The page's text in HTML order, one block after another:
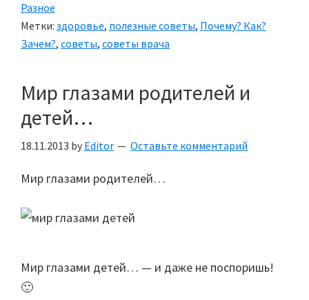
Разное
Метки: здоровье, полезные советы, Почему? Как?
Зачем?, советы, советы врача
Мир глазами родителей и
детей…
18.11.2013 by Editor Оставьте комментарий
Мир глазами родителей…
Мир глазами детей… — и даже не поспоришь!
🙂